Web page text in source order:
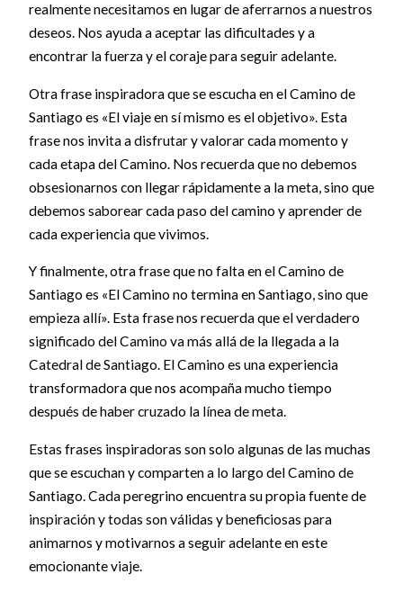
realmente necesitamos en lugar de aferrarnos a nuestros
deseos. Nos ayuda a aceptar las dificultades y a
encontrar la fuerza y el coraje para seguir adelante.
Otra frase inspiradora que se escucha en el Camino de
Santiago es «El viaje en sí mismo es el objetivo». Esta
frase nos invita a disfrutar y valorar cada momento y
cada etapa del Camino. Nos recuerda que no debemos
obsesionarnos con llegar rápidamente a la meta, sino que
debemos saborear cada paso del camino y aprender de
cada experiencia que vivimos.
Y finalmente, otra frase que no falta en el Camino de
Santiago es «El Camino no termina en Santiago, sino que
empieza allí». Esta frase nos recuerda que el verdadero
significado del Camino va más allá de la llegada a la
Catedral de Santiago. El Camino es una experiencia
transformadora que nos acompaña mucho tiempo
después de haber cruzado la línea de meta.
Estas frases inspiradoras son solo algunas de las muchas
que se escuchan y comparten a lo largo del Camino de
Santiago. Cada peregrino encuentra su propia fuente de
inspiración y todas son válidas y beneficiosas para
animarnos y motivarnos a seguir adelante en este
emocionante viaje.